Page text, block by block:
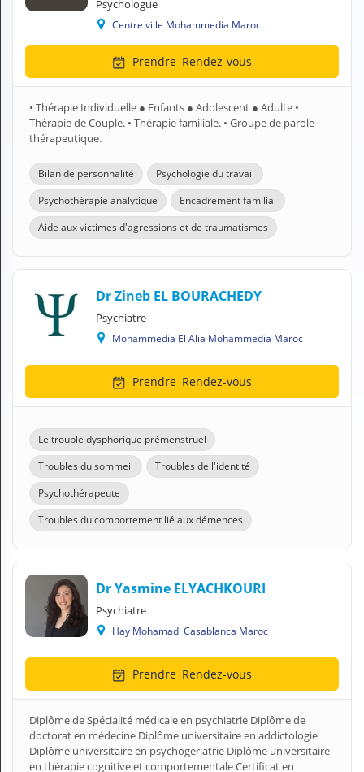
Psychologue
Centre ville Mohammedia Maroc
Prendre Rendez-vous
• Thérapie Individuelle ● Enfants ● Adolescent ● Adulte •
Thérapie de Couple. • Thérapie familiale. • Groupe de parole
thérapeutique.
Bilan de personnalité
Psychologie du travail
Psychothérapie analytique
Encadrement familial
Aide aux victimes d'agressions et de traumatismes
Dr Zineb EL BOURACHEDY
Psychiatre
Mohammedia El Alia Mohammedia Maroc
Prendre Rendez-vous
Le trouble dysphorique prémenstruel
Troubles du sommeil
Troubles de l'identité
Psychothérapeute
Troubles du comportement lié aux démences
Dr Yasmine ELYACHKOURI
Psychiatre
Hay Mohamadi Casablanca Maroc
Prendre Rendez-vous
Diplôme de Spécialité médicale en psychiatrie Diplôme de
doctorat en médecine Diplôme universitaire en addictologie
Diplôme universitaire en psychogeriatrie Diplôme universitaire
en thérapie cognitive et comportementale Certificat en